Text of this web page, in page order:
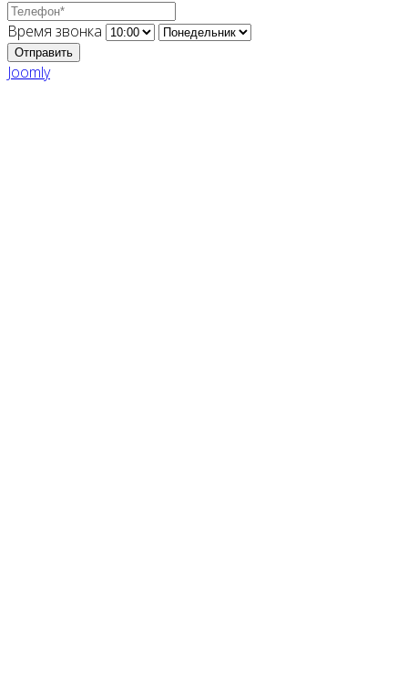
Время звонка
Отправить
Joomly